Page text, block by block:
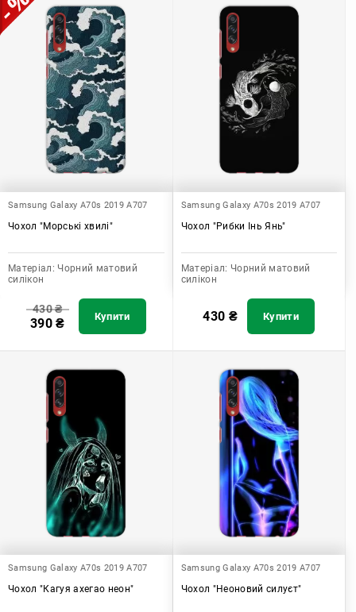
Samsung Galaxy A70s 2019 A707
Чохол "Морські хвилі"
Матеріал: Чорний матовий
силікон
430₴
390₴ Купити
Samsung Galaxy A70s 2019 A707
Чохол "Рибки Інь Янь"
Матеріал: Чорний матовий
силікон
430 ₴ Купити
Samsung Galaxy A70s 2019 A707
Чохол "Кагуя ахегао неон"
Samsung Galaxy A70s 2019 A707
Чохол "Неоновий силуєт"